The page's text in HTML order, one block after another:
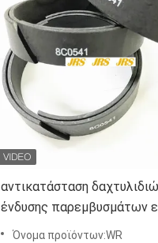
αντικατάσταση
ένδυσης παρεμβυσμάτων
εκσκαφέων 8C0541
Όνομα προϊόντων:WR